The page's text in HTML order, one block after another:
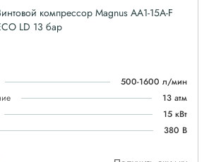
компрессор Magnus АА1-15A-F
LD 13 бар
500-1600 л/мин
13 атм
15 кВт
380 В